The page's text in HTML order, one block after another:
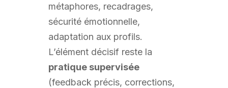
métaphores, recadrages,
sécurité émotionnelle,
adaptation aux profils.
L’élément décisif reste la
pratique supervisée
(feedback précis, corrections,